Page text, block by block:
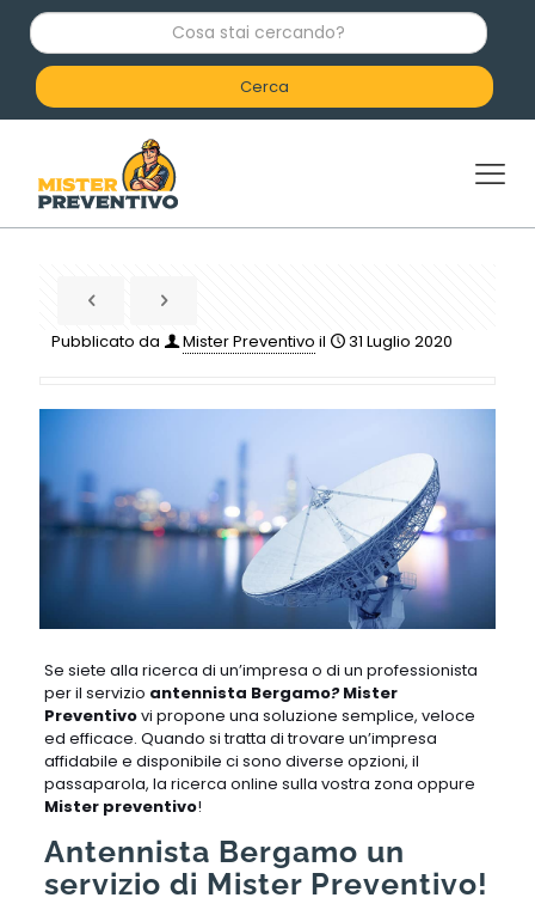
C
o
a
c
e
Pubblicato da Mister Preventivo il 31 Luglio 2020
Se siete alla ricerca di un’impresa o di un professionista
per il servizio antennista Bergamo?Mister
Preventivovi propone una soluzione semplice, veloce
ed efficace. Quando si tratta di trovare un’impresa
affidabile e disponibile ci sono diverse opzioni, il
passaparola, la ricerca online sulla vostra zona oppure
Mister preventivo!
Antennista Bergamo un
servizio di Mister Preventivo!